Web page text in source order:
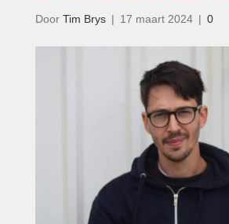
Door Tim Brys | 17 maart 2024 | 0